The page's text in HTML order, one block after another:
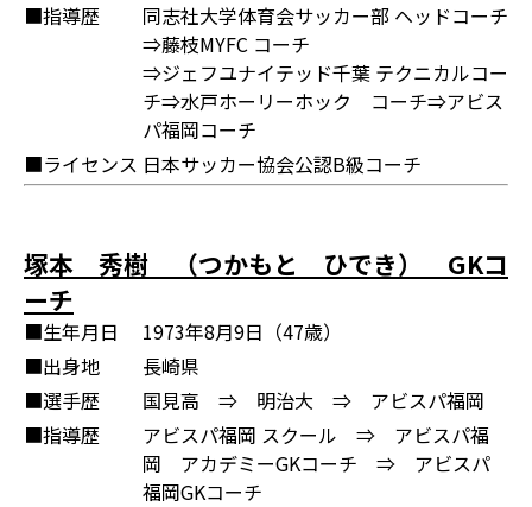
■指導歴
同志社大学体育会サッカー部 ヘッドコーチ
⇒藤枝MYFC コーチ
⇒ジェフユナイテッド千葉 テクニカルコー
チ⇒水戸ホーリーホック コーチ⇒アビス
パ福岡コーチ
■ライセンス 日本サッカー協会公認B級コーチ
塚本 秀樹 （つかもと ひでき） GKコ
ーチ
■生年月日
1973年8月9日（47歳）
■出身地
長崎県
■選手歴
国見高 ⇒ 明治大 ⇒ アビスパ福岡
■指導歴
アビスパ福岡 スクール ⇒ アビスパ福
岡 アカデミーGKコーチ ⇒ アビスパ
福岡GKコーチ